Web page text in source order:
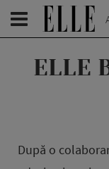
ELLE
După o